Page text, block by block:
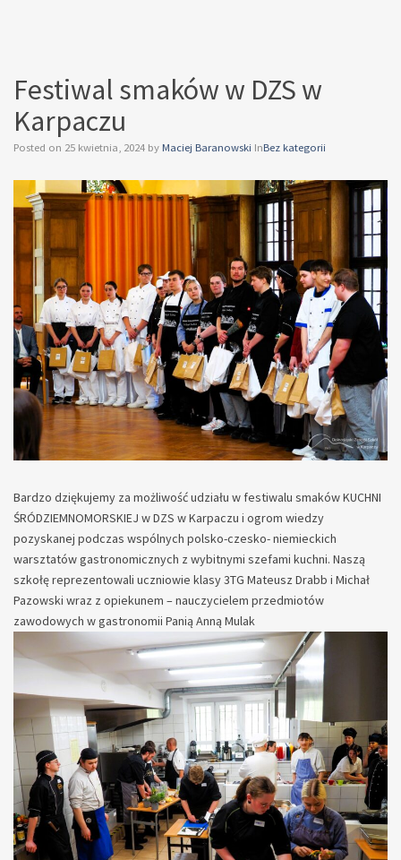
Festiwal smaków w DZS w
Karpaczu
Posted on 25 kwietnia, 2024 by Maciej Baranowski InBez kategorii
Bardzo dziękujemy za możliwość udziału w festiwalu smaków KUCHNI
ŚRÓDZIEMNOMORSKIEJ w DZS w Karpaczu i ogrom wiedzy
pozyskanej podczas wspólnych polsko-czesko- niemieckich
warsztatów gastronomicznych z wybitnymi szefami kuchni. Naszą
szkołę reprezentowali uczniowie klasy 3TG Mateusz Drabb i Michał
Pazowski wraz z opiekunem – nauczycielem przedmiotów
zawodowych w gastronomii Panią Anną Mulak